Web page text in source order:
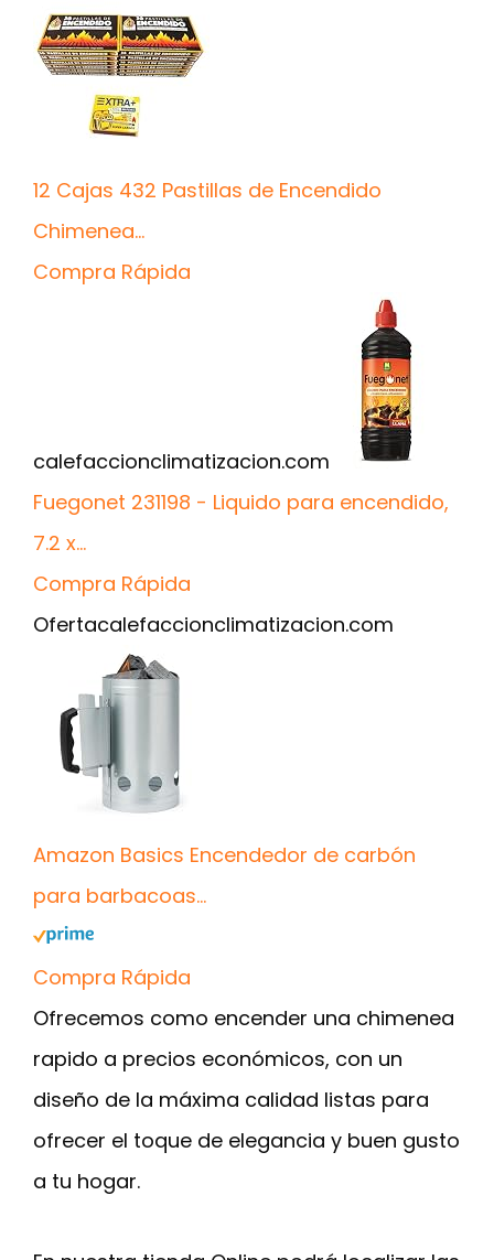
12 Cajas 432 Pastillas de Encendido
Chimenea...
Compra Rápida
calefaccionclimatizacion.com
Fuegonet 231198 - Liquido para encendido,
7.2 x...
Compra Rápida
Ofertacalefaccionclimatizacion.com
Amazon Basics Encendedor de carbón
para barbacoas...
Compra Rápida
Ofrecemos como encender una chimenea
rapido a precios económicos, con un
diseño de la máxima calidad listas para
ofrecer el toque de elegancia y buen gusto
a tu hogar.